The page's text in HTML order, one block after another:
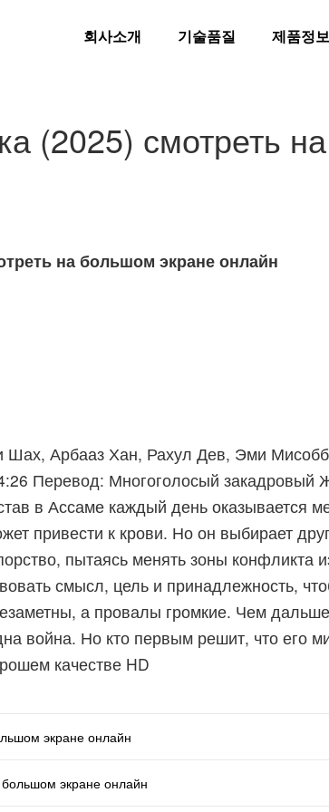
회사소개 기술품질 제품정보
(2025) смотреть
на большом экране онлайн
Арбааз Хан, Рахул Дев, Эми
Перевод: Многоголосый закадровый
в Ассаме каждый день оказывается
привести к крови. Но он выбирает
пытаясь менять зоны
смысл, цель и принадлежность,
а провалы громкие. Чем
война. Но кто первым решит, что его
качестве HD
экране онлайн
экране онлайн